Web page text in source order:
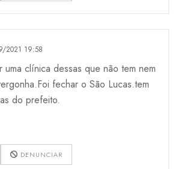
2021 19:58
uma clínica dessas que não tem nem
fechar o São Lucas.tem
do prefeito.
DENUNCIAR